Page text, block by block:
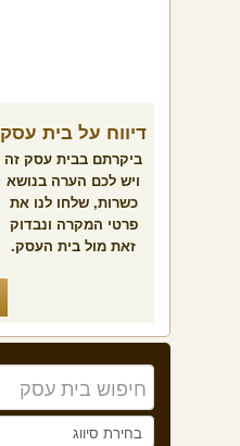
דיווח על בית עסק
ביקרתם בבית עסק זה
ויש לכם הערה בנושא
כשרות, שלחו לנו את
פרטי המקרה ונבדוק
זאת מול בית העסק.